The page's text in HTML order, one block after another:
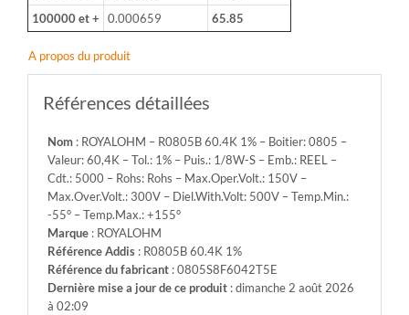
S
-
-
Cdt.:
5000
Rohs:
Rohs
-
Max.Oper.Volt.:
150V
-
Max.Over.Volt.:
300V
-
100000 et +
0.000659 65.85
A propos du produit
Références détaillées
Nom: ROYALOHM – R0805B 60.4K 1% – Boitier: 0805 –
Valeur: 60,4K – Tol.: 1% – Puis.: 1/8W-S – Emb.: REEL –
Cdt.: 5000 – Rohs: Rohs – Max.Oper.Volt.: 150V –
Max.Over.Volt.: 300V – Diel.With.Volt: 500V – Temp.Min.:
-55° – Temp.Max.: +155°
Marque: ROYALOHM
Référence Addis: R0805B 60.4K 1%
Référence du fabricant: 0805S8F6042T5E
Dernière mise a jour de ce produit: dimanche 2 août 2026
à 02:09